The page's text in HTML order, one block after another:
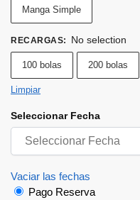
Manga Simple
RECARGAS: No selection
100 bolas 200 bolas
Limpiar
Seleccionar Fecha
Vaciar las fechas
Pago Reserva